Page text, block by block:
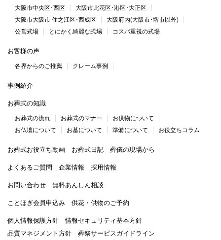
大阪市中央区･西区
大阪市此花区･港区･大正区
大阪市大阪市 住之江区･西成区
大阪府内(大阪市･堺市以外)
公営式場
とにかく綺麗な式場 コスパ重視の式場
お客様の声
各界からのご推薦 クレーム事例
事例紹介
お葬式の知識
お葬式の流れ お葬式のマナー
お供物について
お仏壇について
お墓について 準備について お役立ちコラム
お葬式お役立ち動画 お葬式日記 葬儀の現場から
よくあるご質問 企業情報 採用情報
お問い合わせ 無料あんしん相談
ことほぎ会員申込み 供花・供物のご予約
個人情報保護方針
情報セキュリティ基本方針
品質マネジメント方針
葬祭サービスガイドライン